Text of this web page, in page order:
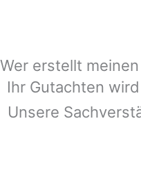
Wer erstellt
Ihr Gutachten
Unsere